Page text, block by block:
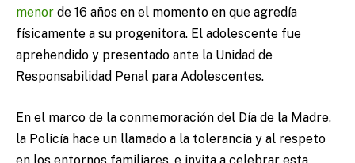
menor de 16 años en el momento en que agredía
físicamente a su progenitora. El adolescente fue
aprehendido y presentado ante la Unidad de
Responsabilidad Penal para Adolescentes.
En el marco de la conmemoración del Día de la Madre,
la Policía hace un llamado a la tolerancia y al respeto
en los entornos familiares, e invita a celebrar esta